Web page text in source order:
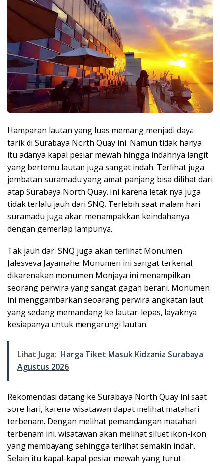
Hamparan lautan yang luas memang menjadi daya
tarik di Surabaya North Quay ini. Namun tidak hanya
itu adanya kapal pesiar mewah hingga indahnya langit
yang bertemu lautan juga sangat indah. Terlihat juga
jembatan suramadu yang amat panjang bisa dilihat dari
atap Surabaya North Quay. Ini karena letak nya juga
tidak terlalu jauh dari SNQ. Terlebih saat malam hari
suramadu juga akan menampakkan keindahanya
dengan gemerlap lampunya.
Tak jauh dari SNQ juga akan terlihat Monumen
Jalesveva Jayamahe. Monumen ini sangat terkenal,
dikarenakan monumen Monjaya ini menampilkan
seorang perwira yang sangat gagah berani. Monumen
ini menggambarkan seoarang perwira angkatan laut
yang sedang memandang ke lautan lepas, layaknya
kesiapanya untuk mengarungi lautan.
Lihat Juga: Harga Tiket Masuk Kidzania Surabaya
Agustus 2026
Rekomendasi datang ke Surabaya North Quay ini saat
sore hari, karena wisatawan dapat melihat matahari
terbenam. Dengan melihat pemandangan matahari
terbenam ini, wisatawan akan melihat siluet ikon-ikon
yang membayang sehingga terlihat semakin indah.
Selain itu kapal-kapal pesiar mewah yang turut